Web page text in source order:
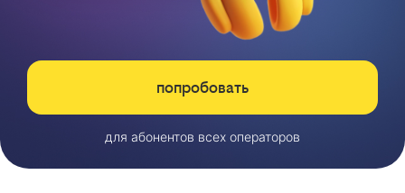
попробовать
для абонентов всех операторов